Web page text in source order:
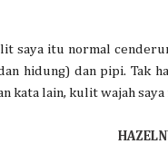
saya itu normal
hidung) dan pipi. Tak
kata lain, kulit wajah